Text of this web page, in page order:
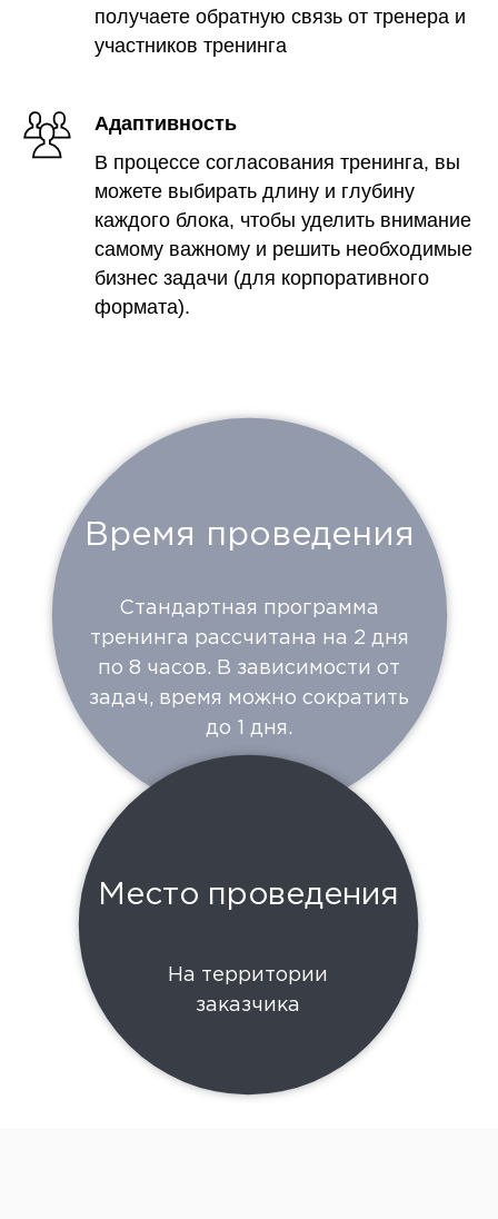
получаете обратную связь от тренера и
участников тренинга
Адаптивность
В процессе согласования тренинга, вы
можете выбирать длину и глубину
каждого блока, чтобы уделить внимание
самому важному и решить необходимые
бизнес задачи (для корпоративного
формата).
Время проведения
Стандартная программа
тренинга рассчитана на 2 дня
по 8 часов. В зависимости от
задач, время можно сократить
до 1 дня.
Место проведения
На территории
заказчика